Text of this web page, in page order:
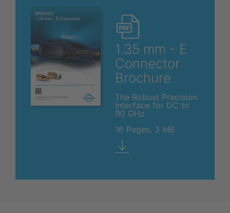
1.35 mm - E
Connector
Brochure
The Robust Precision
Interface for DC to
90 GHz
16 Pages, 3 MB